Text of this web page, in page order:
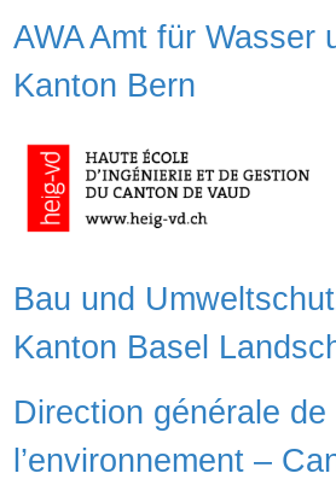
AWA Amt für Wasser
Kanton Bern
Bau und
Kanton Basel
Direction générale de
l’environnement –